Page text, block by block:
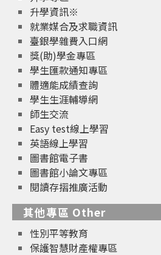
升學資訊※
就業媒合及求職資訊
臺銀學雜費入口網
獎(助)學金專區
學生匯款通知專區
體適能成績查詢
學生生涯輔導網
師生交流
Easy test線上學習
英語線上學習
圖書館電子書
圖書館小論文專區
閱讀存摺推廣活動
其他專區 Other
性別平等教育
保護智慧財產權專區